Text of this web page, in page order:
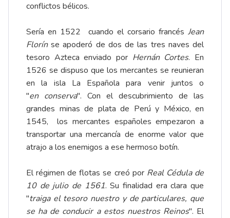
conflictos bélicos.
Sería en 1522 cuando el corsario francés Jean
Florínse apoderó de dos de las tres naves del
tesoro Azteca enviado por Hernán Cortes. En
1526 se dispuso que los mercantes se reunieran
en la isla La Española para venir juntos o
"en conserva". Con el descubrimiento de las
grandes minas de plata de Perú y México, en
1545, los mercantes españoles empezaron a
transportar una mercancía de enorme valor que
atrajo a los enemigos a ese hermoso botín.
El régimen de flotas se creó por Real Cédula de
10 de julio de 1561. Su finalidad era clara que
"traiga el tesoro nuestro y de particulares, que
se ha de conducir a estos nuestros Reinos". El